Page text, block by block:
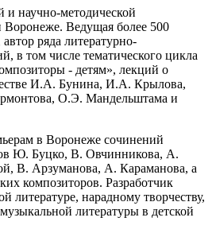
и научно-методической
Ведущая более 500
ряда литературно-
в том числе тематического цикла
- детям», лекций о
И.А. Бунина, И.А. Крылова,
О.Э. Мандельштама и
в Воронеже сочинений
Ю. Буцко, В. Овчинникова, А.
В. Арзуманова, A. Караманова, а
композиторов. Разработчик
литературе, нарадному творчеству,
литературы в детской